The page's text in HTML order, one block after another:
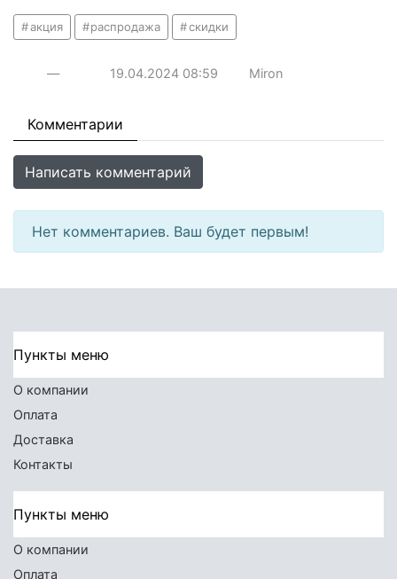
акция распродажа скидки
— 19.04.2024 08:59 Miron
Комментарии
Написать комментарий
Нет комментариев. Ваш будет первым!
Пункты меню
О компании
Оплата
Доставка
Контакты
Пункты меню
О компании
Оплата